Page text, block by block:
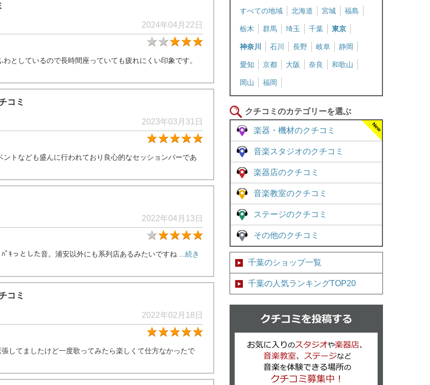
2024年04月22日
としているので長時間座っていても疲れにくい印象です。
コミ
2023年03月31日
トなども盛んに行われており良心的なセッションバーであ
2022年04月13日
ｷっとした音。浦安以外にも系列店あるみたいですね ... 続き
コミ
2022年02月18日
してましたけど一度歌ってみたら楽しくて仕方なかったで
すべての地域 北海道 宮城 福島
栃木 群馬 埼玉 千葉 東京
神奈川 石川 長野 岐阜 静岡
愛知 京都 大阪 奈良 和歌山
岡山 福岡
クチコミのカテゴリーを選ぶ
楽器・機材のクチコミ
音楽スタジオのクチコミ
楽器店のクチコミ
音楽教室のクチコミ
ステージのクチコミ
その他のクチコミ
千葉のショップ一覧
千葉の人気ランキングTOP20